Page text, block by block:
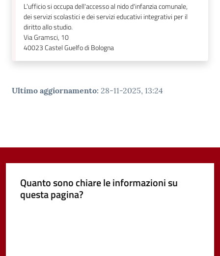
L'ufficio si occupa dell'accesso al nido d'infanzia comunale,
dei servizi scolastici e dei servizi educativi integrativi per il
diritto allo studio.
Via Gramsci, 10
40023Castel Guelfo di Bologna
Ultimo aggiornamento: 28-11-2025, 13:24
Quanto sono chiare le informazioni su
questa pagina?